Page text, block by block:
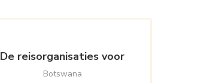
De reisorganisaties voor
Botswana